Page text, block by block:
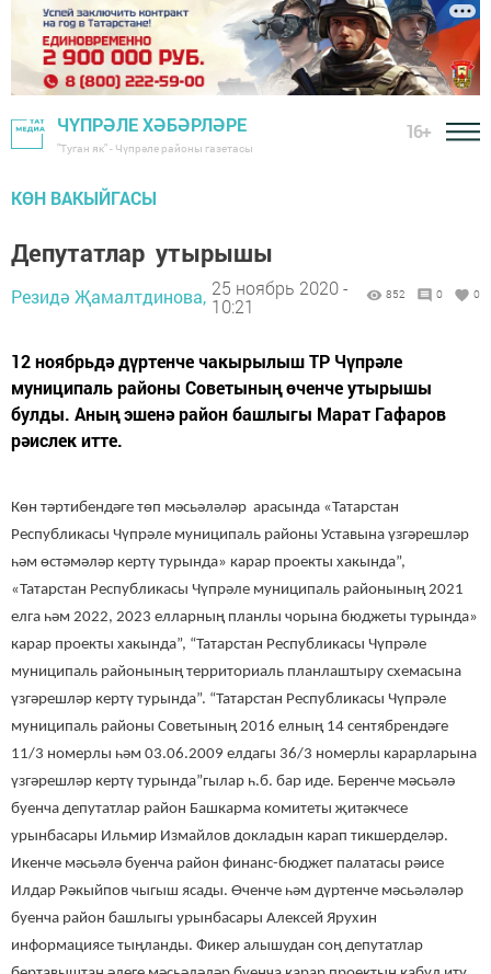
ЧҮПРӘЛЕ ХӘБӘРЛӘРЕ
"Туган як" - Чүпрәле районы газетасы
16+
КӨН ВАКЫЙГАСЫ
Депутатлар утырышы
Резидә Җамалтдинова, 25 ноябрь 2020 -
10:21
852 0 0
12 ноябрьдә дүртенче чакырылыш ТР Чүпрәле
муниципаль районы Советының өченче утырышы
булды. Аның эшенә район башлыгы Марат Гафаров
рәислек итте.
Көн тәртибендәге төп мәсьәләләр арасында «Татарстан
Республикасы Чүпрәле муниципаль районы Уставына үзгәрешләр
һәм өстәмәләр кертү турында» карар проекты хакында”,
«Татарстан Республикасы Чүпрәле муниципаль районының 2021
елга һәм 2022, 2023 елларның планлы чорына бюджеты турында»
карар проекты хакында”, “Татарстан Республикасы Чүпрәле
муниципаль районының территориаль планлаштыру схемасына
үзгәрешләр кертү турында”. “Татарстан Республикасы Чүпрәле
муниципаль районы Советының 2016 елның 14 сентябрендәге
11/3 номерлы һәм 03.06.2009 елдагы 36/3 номерлы карарларына
үзгәрешләр кертү турында”гылар һ.б. бар иде. Беренче мәсьәлә
буенча депутатлар район Башкарма комитеты җитәкчесе
урынбасары Ильмир Измайлов докладын карап тикшерделәр.
Икенче мәсьәлә буенча район финанс-бюджет палатасы рәисе
Илдар Рәкыйпов чыгыш ясады. Өченче һәм дүртенче мәсьәләләр
буенча район башлыгы урынбасары Алексей Ярухин
информациясе тыңланды. Фикер алышудан соң депутатлар